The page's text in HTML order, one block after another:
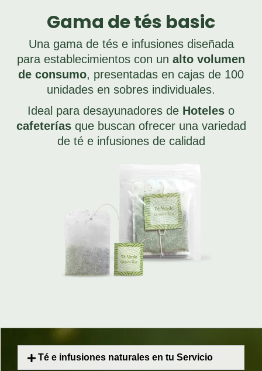
Gama de tés basic
Una gama de tés e infusiones diseñada
para establecimientos con un alto volumen
de consumo, presentadas en cajas de 100
unidades en sobres individuales.
Ideal para desayunadores de Hoteles o
cafeterías que buscan ofrecer una variedad
de té e infusiones de calidad
Té e infusiones naturales en tu Servicio​